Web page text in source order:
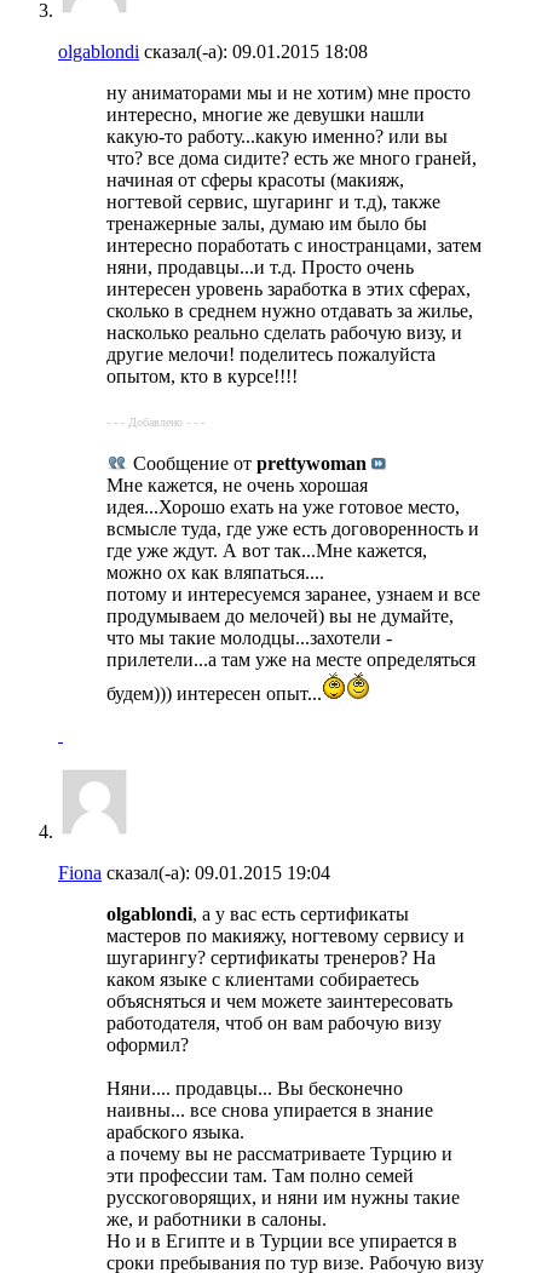
olgablondi сказал(-а): 09.01.2015 18:08
ну аниматорами мы и не хотим) мне просто
интересно, многие же девушки нашли
какую-то работу...какую именно? или вы
что? все дома сидите? есть же много граней,
начиная от сферы красоты (макияж,
ногтевой сервис, шугаринг и т.д), также
тренажерные залы, думаю им было бы
интересно поработать с иностранцами, затем
няни, продавцы...и т.д. Просто очень
интересен уровень заработка в этих сферах,
сколько в среднем нужно отдавать за жилье,
насколько реально сделать рабочую визу, и
другие мелочи! поделитесь пожалуйста
опытом, кто в курсе!!!!
- - - Добавлено - - -
Сообщение от prettywoman
Мне кажется, не очень хорошая
идея...Хорошо ехать на уже готовое место,
всмысле туда, где уже есть договоренность и
где уже ждут. А вот так...Мне кажется,
можно ох как вляпаться....
потому и интересуемся заранее, узнаем и все
продумываем до мелочей) вы не думайте,
что мы такие молодцы...захотели -
прилетели...а там уже на месте определяться
будем))) интересен опыт...
Fiona сказал(-а): 09.01.2015 19:04
olgablondi, а у вас есть сертификаты
мастеров по макияжу, ногтевому сервису и
шугарингу? сертификаты тренеров? На
каком языке с клиентами собираетесь
объясняться и чем можете заинтересовать
работодателя, чтоб он вам рабочую визу
оформил?
Няни.... продавцы... Вы бесконечно
наивны... все снова упирается в знание
арабского языка.
а почему вы не рассматриваете Турцию и
эти профессии там. Там полно семей
русскоговорящих, и няни им нужны такие
же, и работники в салоны.
Но и в Египте и в Турции все упирается в
сроки пребывания по тур визе. Рабочую визу